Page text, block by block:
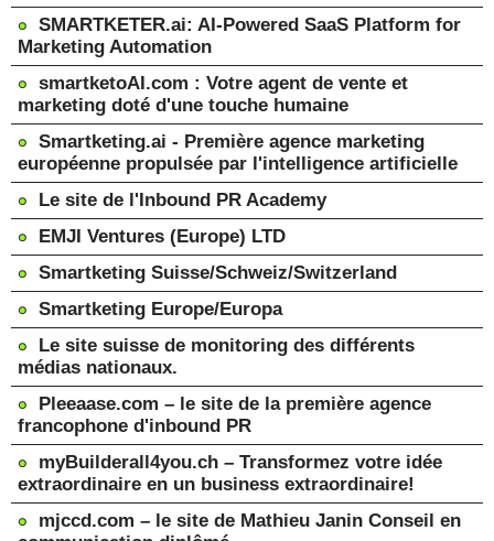
SMARTKETER.ai: AI-Powered SaaS Platform for
Marketing Automation
smartketoAI.com : Votre agent de vente et
marketing doté d'une touche humaine
Smartketing.ai - Première agence marketing
européenne propulsée par l'intelligence artificielle
Le site de l'Inbound PR Academy
EMJI Ventures (Europe) LTD
Smartketing Suisse/Schweiz/Switzerland
Smartketing Europe/Europa
Le site suisse de monitoring des différents
médias nationaux.
Pleeaase.com – le site de la première agence
francophone d'inbound PR
myBuilderall4you.ch – Transformez votre idée
extraordinaire en un business extraordinaire!
mjccd.com – le site de Mathieu Janin Conseil en